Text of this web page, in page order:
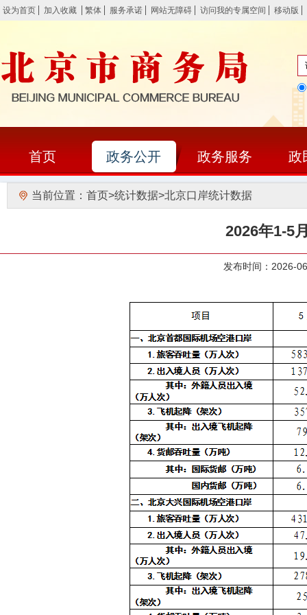
设为首页 加入收藏 繁体 服务承诺 网站无障碍 访问我的专属空间 移动版
首页 政务公开 政务服务 政
当前位置： 首页>统计数据>北京口岸统计数据
2026年1-5
发布时间：